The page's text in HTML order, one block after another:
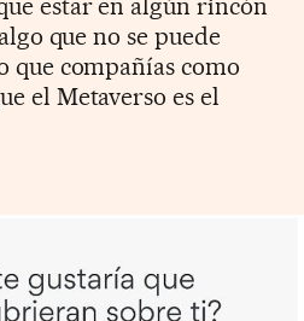
estar en algún rincón
que no se puede
que compañías como
el Metaverso es el